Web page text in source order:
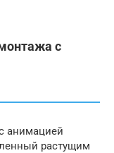
с
анимацией
растущим